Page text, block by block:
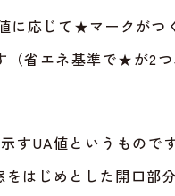
に応じて★マークがつ
（省エネ基準で★が2
すUA値というもので
はじめとした開口部